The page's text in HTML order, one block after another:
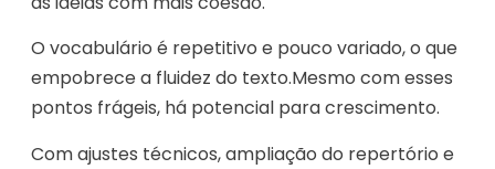
O vocabulário é repetitivo e pouco variado, o que
empobrece a fluidez do texto.Mesmo com esses
pontos frágeis, há potencial para crescimento.
Com ajustes técnicos, ampliação do repertório e